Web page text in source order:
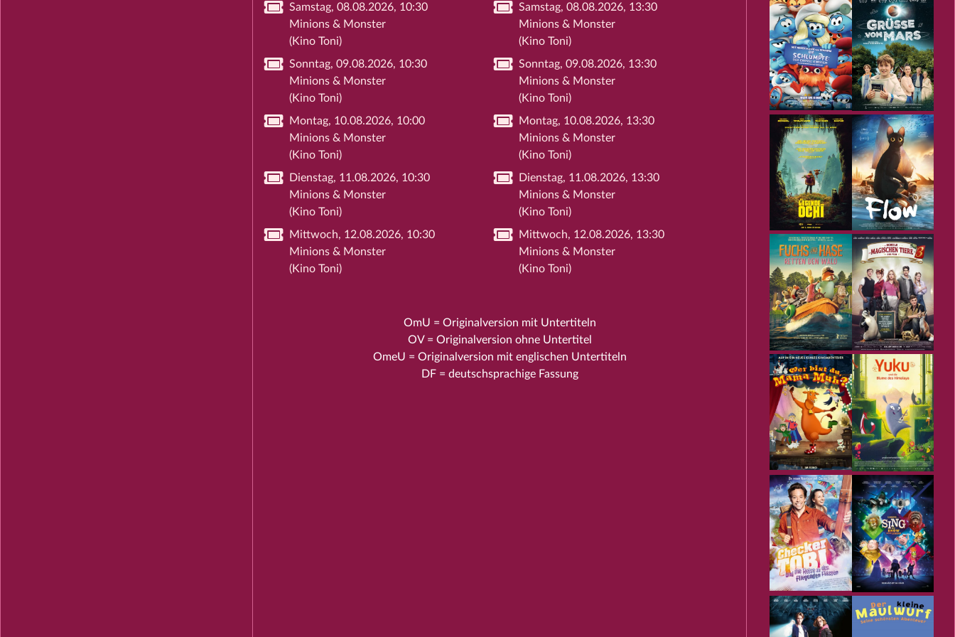
Samstag, 08.08.2026, 10:30
Minions & Monster
(Kino Toni)
Samstag, 08.08.2026, 13:30
Minions & Monster
(Kino Toni)
Sonntag, 09.08.2026, 10:30
Minions & Monster
(Kino Toni)
Sonntag, 09.08.2026, 13:30
Minions & Monster
(Kino Toni)
Montag, 10.08.2026, 10:00
Minions & Monster
(Kino Toni)
Montag, 10.08.2026, 13:30
Minions & Monster
(Kino Toni)
Dienstag, 11.08.2026, 10:30
Minions & Monster
(Kino Toni)
Dienstag, 11.08.2026, 13:30
Minions & Monster
(Kino Toni)
Mittwoch, 12.08.2026, 10:30
Minions & Monster
(Kino Toni)
Mittwoch, 12.08.2026, 13:30
Minions & Monster
(Kino Toni)
OmU = Originalversion mit Untertiteln
OV = Originalversion ohne Untertitel
OmeU = Originalversion mit englischen Untertiteln
DF = deutschsprachige Fassung